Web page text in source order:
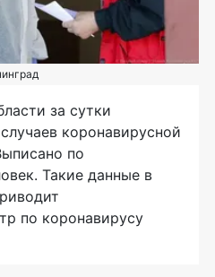
за сутки
коронавирусной
по
Такие данные в
по коронавирусу